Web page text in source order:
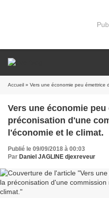
Accueil » Vers une économie peu émettrice de CO2, la
Vers une économie
préconisation d'une
l'économie et le climat.
Publié le 09/09/2018 à 00:03
Par Daniel JAGLINE djexreveur